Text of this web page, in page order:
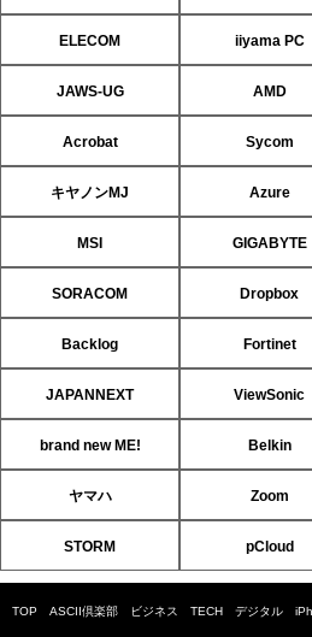
ELECOM iiyama PC
JAWS-UG AMD
Acrobat Sycom
キヤノンMJ Azure
MSI GIGABYTE
SORACOM Dropbox
Backlog Fortinet
JAPANNEXT ViewSonic
brand new ME! Belkin
ヤマハ Zoom
STORM pCloud
TOP ASCII倶楽部 ビジネス TECH デジタル